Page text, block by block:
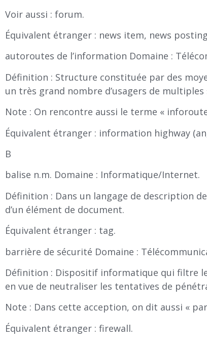
Voir aussi : forum.
Équivalent étranger : news item, news
autoroutes de l’information Domaine :
Définition : Structure constituée par des
un très grand nombre d’usagers de
Note : On rencontre aussi le terme «
Équivalent étranger : information highway
B
balise n.m. Domaine : Informatique/Internet.
Définition : Dans un langage de description
d’un élément de document.
Équivalent étranger : tag.
barrière de sécurité Domaine :
Définition : Dispositif informatique qui filtre
en vue de neutraliser les tentatives de
Note : Dans cette acception, on dit aussi «
Équivalent étranger : firewall.